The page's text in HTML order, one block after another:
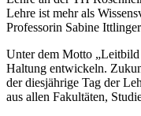
Lehre ist mehr als
Professorin Sabine
Unter dem Motto
Haltung entwickeln.
der diesjährige Tag der
aus allen Fakultäten,